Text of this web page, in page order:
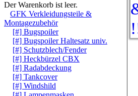
Der Warenkorb ist leer.
GFK Verkleidungsteile &
Montagezubehör
[#] Bugspoiler
[#] Bugspoiler Haltesatz univ.
[#] Schutzblech/Fender
[#] Heckbürzel CBX
[#] Radabdeckung
[#] Tankcover
[#] Windshild